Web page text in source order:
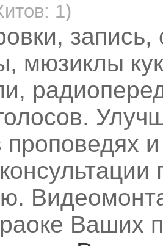
1)
запись,
мюзиклы
проповедях
Ваших